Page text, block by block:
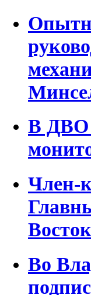
В ДВО
Член-
Во